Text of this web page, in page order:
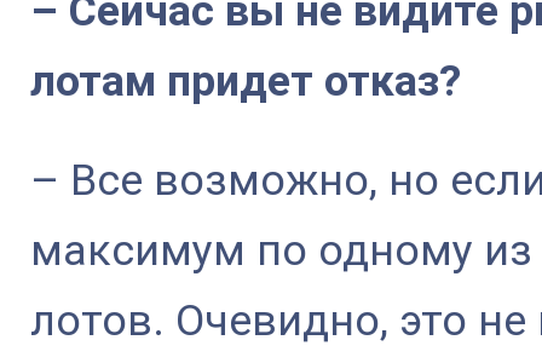
– Сейчас вы не видите
лотам придет отказ?
– Все возможно, но
максимум по одному
лотов. Очевидно, это